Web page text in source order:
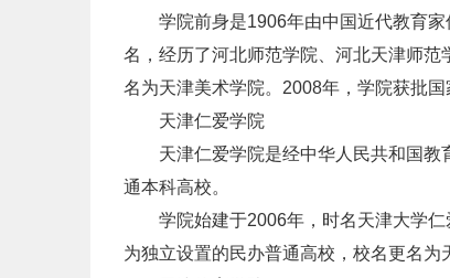
学院前身是1906年由中国近代教育家
名，经历了河北师范学院、河北天津师
名为天津美术学院。2008年，学院获批国
天津仁爱学院
天津仁爱学院是经中华人民共和国教
通本科高校。
学院始建于2006年，时名天津大学仁
为独立设置的民办普通高校，校名更名为